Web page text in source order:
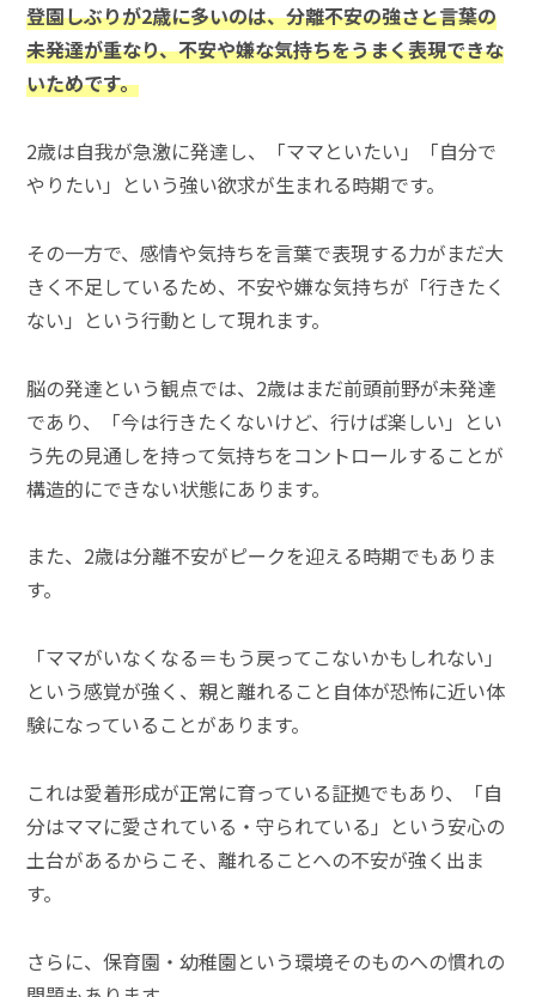
登園しぶりが2歳に多いのは、分離不安の強さと言葉の
未発達が重なり、不安や嫌な気持ちをうまく表現できな
いためです。
2歳は自我が急激に発達し、「ママといたい」「自分で
やりたい」という強い欲求が生まれる時期です。
その一方で、感情や気持ちを言葉で表現する力がまだ大
きく不足しているため、不安や嫌な気持ちが「行きたく
ない」という行動として現れます。
脳の発達という観点では、2歳はまだ前頭前野が未発達
であり、「今は行きたくないけど、行けば楽しい」とい
う先の見通しを持って気持ちをコントロールすることが
構造的にできない状態にあります。
また、2歳は分離不安がピークを迎える時期でもありま
す。
「ママがいなくなる＝もう戻ってこないかもしれない」
という感覚が強く、親と離れること自体が恐怖に近い体
験になっていることがあります。
これは愛着形成が正常に育っている証拠でもあり、「自
分はママに愛されている・守られている」という安心の
土台があるからこそ、離れることへの不安が強く出ま
す。
さらに、保育園・幼稚園という環境そのものへの慣れの